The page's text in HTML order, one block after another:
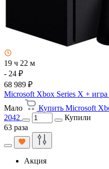
19 ч 22 м
- 24 ₽
68 989 ₽
Microsoft Xbox Series X +
Мало
Купить Microsoft
2042
Купили
63 раза
Акция